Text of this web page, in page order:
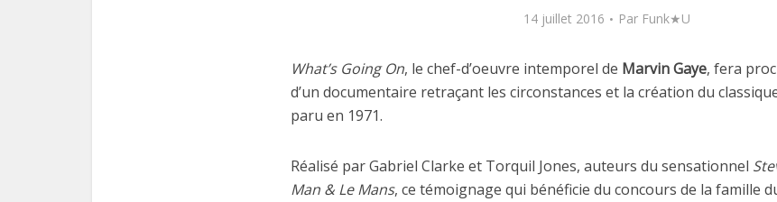
14 juillet 2016 Par Funk★U
What’s Going On, le chef-d’oeuvre intemporel de Marvin Gaye, fera
d’un documentaire retraçant les circonstances et la création du
paru en 1971.
Réalisé par Gabriel Clarke et Torquil Jones, auteurs du sensationnel
Man & Le Mans, ce témoignage qui bénéficie du concours de la famille